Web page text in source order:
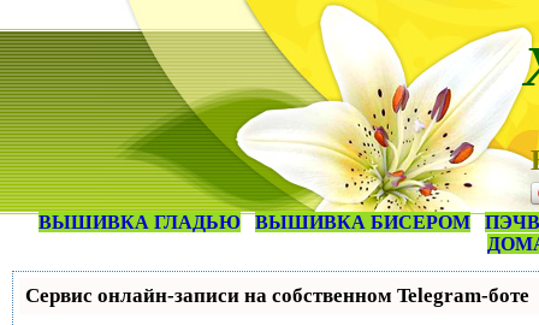
ВЫШИВКА ГЛАДЬЮ ВЫШИВКА БИСЕРОМ
Сервис онлайн-записи на собственном Telegram-боте